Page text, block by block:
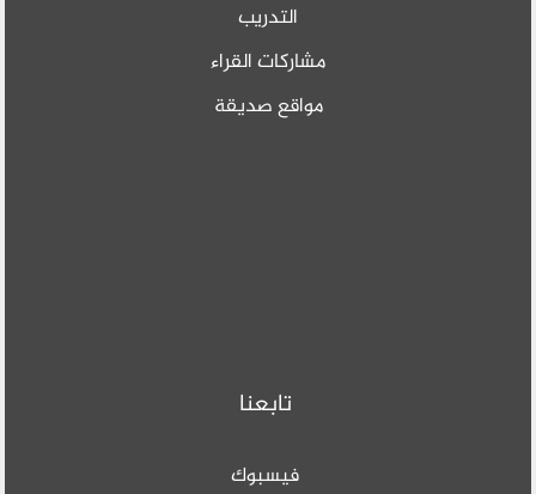
التدريب
مشاركات القراء
مواقع صديقة
تابعنا
فيسبوك